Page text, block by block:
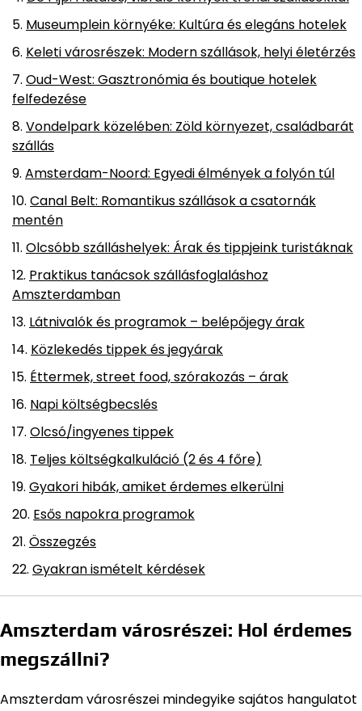
Museumplein környéke: Kultúra és elegáns hotelek
Keleti városrészek: Modern szállások, helyi életérzés
Oud-West: Gasztronómia és boutique hotelek
felfedezése
Vondelpark közelében: Zöld környezet, családbarát
szállás
Amsterdam-Noord: Egyedi élmények a folyón túl
Canal Belt: Romantikus szállások a csatornák
mentén
Olcsóbb szálláshelyek: Árak és tippjeink turistáknak
Praktikus tanácsok szállásfoglaláshoz
Amszterdamban
Látnivalók és programok – belépőjegy árak
Közlekedés tippek és jegyárak
Éttermek, street food, szórakozás – árak
Napi költségbecslés
Olcsó/ingyenes tippek
Teljes költségkalkuláció (2 és 4 főre)
Gyakori hibák, amiket érdemes elkerülni
Esős napokra programok
Összegzés
Gyakran ismételt kérdések
Amszterdam városrészei: Hol érdemes
megszállni?
Amszterdam városrészei mindegyike sajátos hangulatot